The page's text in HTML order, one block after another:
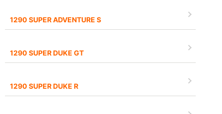
1290 SUPER ADVENTURE S
1290 SUPER DUKE GT
1290 SUPER DUKE R